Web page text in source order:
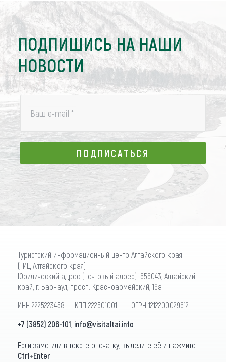
ПОДПИШИСЬ НА НАШИ
НОВОСТИ
Ваш e-mail *
ПОДПИСАТЬСЯ
ПОДПИСАТЬСЯ
Туристский информационный центр Алтайского края
(ТИЦ Алтайского края)
Юридический адрес (почтовый адрес): 656043, Алтайский
край, г. Барнаул, просп. Красноармейский, 16а
ИНН 2225223458 КПП 222501001 ОГРН 1212200029612
+7 (3852) 206-101 info@visitaltai.info
Если заметили в тексте опечатку, выделите её и нажмите
Ctrl+Enter